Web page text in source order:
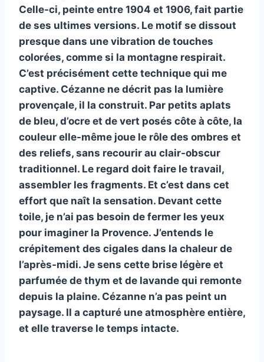
Celle-ci, peinte entre 1904 et 1906, fait partie
de ses ultimes versions. Le motif se dissout
presque dans une vibration de touches
colorées, comme si la montagne respirait.
C’est précisément cette technique qui me
captive. Cézanne ne décrit pas la lumière
provençale, il la construit. Par petits aplats
de bleu, d’ocre et de vert posés côte à côte, la
couleur elle-même joue le rôle des ombres et
des reliefs, sans recourir au clair-obscur
traditionnel. Le regard doit faire le travail,
assembler les fragments. Et c’est dans cet
effort que naît la sensation. Devant cette
toile, je n’ai pas besoin de fermer les yeux
pour imaginer la Provence. J’entends le
crépitement des cigales dans la chaleur de
l’après-midi. Je sens cette brise légère et
parfumée de thym et de lavande qui remonte
depuis la plaine. Cézanne n’a pas peint un
paysage. Il a capturé une atmosphère entière,
et elle traverse le temps intacte.